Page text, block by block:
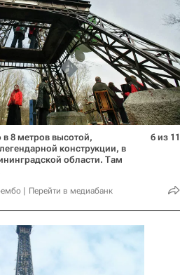
8 метров высотой,
конструкции, в
области. Там
Перейти в медиабанк
6 из 11